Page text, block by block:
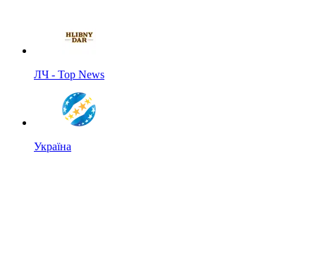
ЛЧ - Top News
Україна